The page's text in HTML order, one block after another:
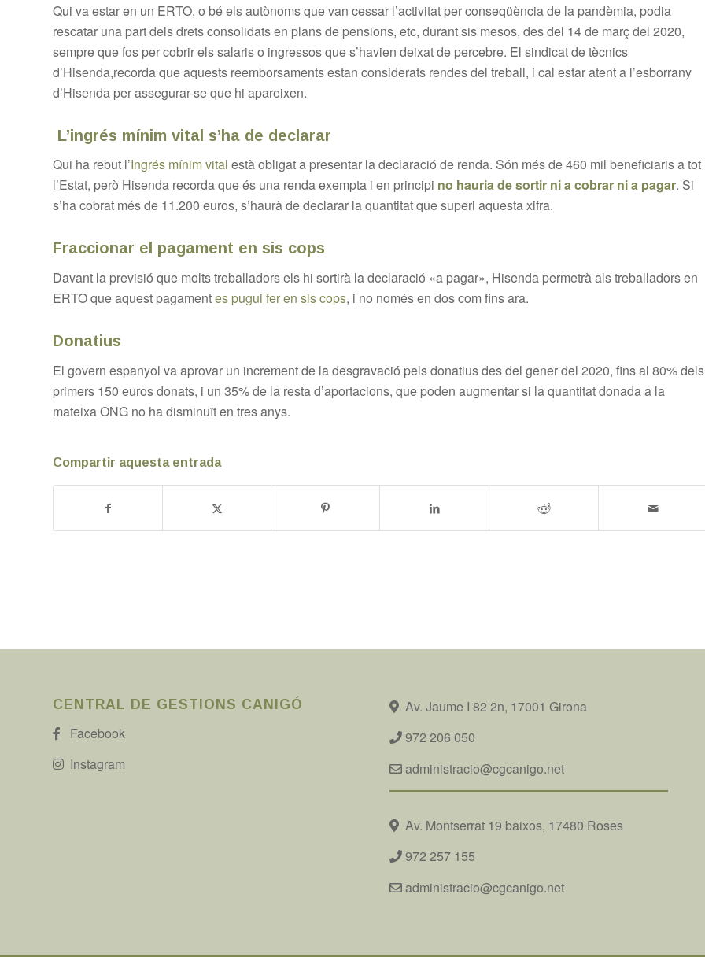
Qui va estar en un ERTO, o bé els autònoms que van cessar l’activitat per conseqüència de la pandèmia, podia
rescatar una part dels drets consolidats en plans de pensions, etc, durant sis mesos, des del 14 de març del 2020,
sempre que fos per cobrir els salaris o ingressos que s’havien deixat de percebre. El sindicat de tècnics
d’Hisenda,recorda que aquests reemborsaments estan considerats rendes del treball, i cal estar atent a l’esborrany
d’Hisenda per assegurar-se que hi apareixen.
L’ingrés mínim vital s’ha de declarar
Qui ha rebut l’Ingrés mínim vital està obligat a presentar la declaració de renda. Són més de 460 mil beneficiaris a tot
l’Estat, però Hisenda recorda que és una renda exempta i en principi no hauria de sortir ni a cobrar ni a pagar. Si
s’ha cobrat més de 11.200 euros, s’haurà de declarar la quantitat que superi aquesta xifra.
Fraccionar el pagament en sis cops
Davant la previsió que molts treballadors els hi sortirà la declaració «a pagar», Hisenda permetrà als treballadors en
ERTO que aquest pagamentes pugui fer en sis cops, i no només en dos com fins ara.
Donatius
El govern espanyol va aprovar un increment de la desgravació pels donatius des del gener del 2020, fins al 80% dels
primers 150 euros donats, i un 35% de la resta d’aportacions, que poden augmentar si la quantitat donada a la
mateixa ONG no ha disminuït en tres anys.
Compartir aquesta entrada
CENTRAL DE GESTIONS CANIGÓ
Facebook
Instagram
Av. Jaume I 82 2n, 17001 Girona
972 206 050
administracio@cgcanigo.net
Av. Montserrat 19 baixos, 17480 Roses
972 257 155
administracio@cgcanigo.net